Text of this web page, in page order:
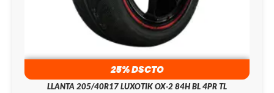
25% DSCTO
LLANTA 205/40R17 LUXOTIK OX-2 84H BL 4PR TL